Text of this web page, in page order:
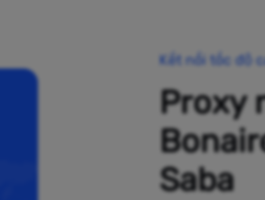
Kết nối tốc độ
Proxy
Saba